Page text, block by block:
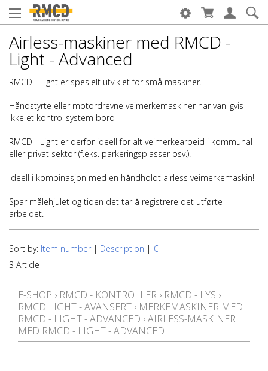
Airless-maskiner med RMCD -
Light - Advanced
RMCD - Light er spesielt utviklet for små maskiner.
Håndstyrte eller motordrevne veimerkemaskiner har vanligvis
ikke et kontrollsystem bord
RMCD - Light er derfor ideell for alt veimerkearbeid i kommunal
eller privat sektor (f.eks. parkeringsplasser osv.).
Ideell i kombinasjon med en håndholdt airless veimerkemaskin!
Spar målehjulet og tiden det tar å registrere det utførte
arbeidet.
Sort by: Item number | Description | €
3 Article
E-SHOP › RMCD - KONTROLLER › RMCD - LYS ›
RMCD LIGHT - AVANSERT › MERKEMASKINER MED
RMCD - LIGHT - ADVANCED ›AIRLESS-MASKINER
MED RMCD - LIGHT - ADVANCED